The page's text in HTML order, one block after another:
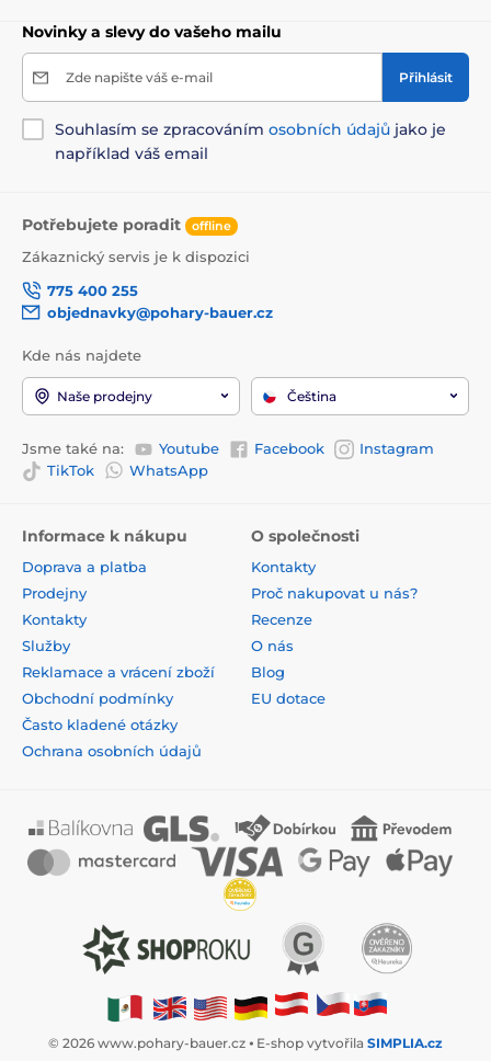
Novinky a slevy do vašeho mailu
Zde napište váš e-mail Přihlásit
Souhlasím se zpracováním osobních údajů jako je
například váš email
Potřebujete poradit offline
Zákaznický servis je k dispozici
775 400 255
objednavky@pohary-bauer.cz
Kde nás najdete
Naše prodejny Čeština
Jsme také na: Youtube Facebook
Instagram
TikTok
WhatsApp
Informace k nákupu
Doprava a platba
Prodejny
Kontakty
Služby
Reklamace a vrácení zboží
Obchodní podmínky
Často kladené otázky
Ochrana osobních údajů
O společnosti
Kontakty
Proč nakupovat u nás?
Recenze
O nás
Blog
EU dotace
© 2026 www.pohary-bauer.cz ⦁ E-shop vytvořila SIMPLIA.cz